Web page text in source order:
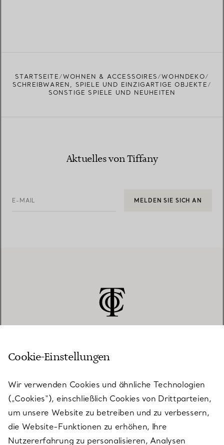
STARTSEITE WOHNEN & ACCESSOIRES
WOHNDEKO
SCHREIBWAREN, SPIELE UND EINZIGARTIGE OBJEKTE
SONSTIGE SPIELE UND NEUHEITEN
Aktuelles von Tiffany
E-MAIL MELDEN SIE SICH AN
KUNDENSERVICE
SERVICES
ÜBER TIFFANY & CO.
Cookie-Einstellungen
Wir verwenden Cookies und ähnliche Technologien
(„Cookies“), einschließlich Cookies von Drittparteien,
um unsere Website zu betreiben und zu verbessern,
die Website-Funktionen zu erhöhen, Ihre
Nutzererfahrung zu personalisieren, Analysen